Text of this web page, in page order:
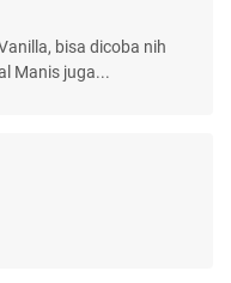
bisa dicoba nih
Manis juga...